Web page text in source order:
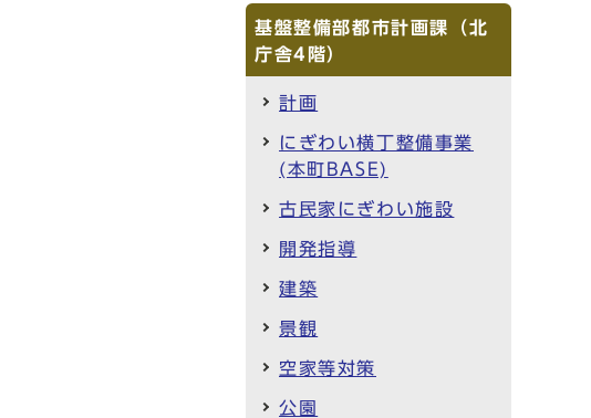
基盤整備部都市計画課（北
庁舎4階）
計画
にぎわい横丁整備事業
(本町BASE)
古民家にぎわい施設
開発指導
建築
景観
空家等対策
公園